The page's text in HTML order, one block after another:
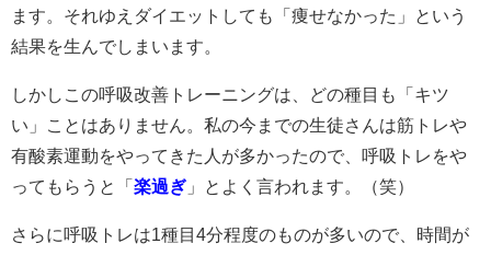
ます。それゆえダイエットしても「痩せなかった」という
結果を生んでしまいます。
しかしこの呼吸改善トレーニングは、どの種目も「キツ
い」ことはありません。私の今までの生徒さんは筋トレや
有酸素運動をやってきた人が多かったので、呼吸トレをや
ってもらうと「 楽過ぎ 」とよく言われます。（笑）
さらに呼吸トレは1種目4分程度のものが多いので、時間が